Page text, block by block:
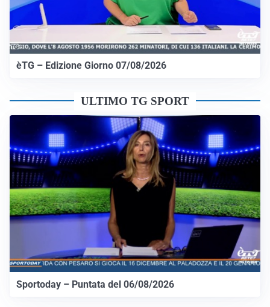
èTG – Edizione Giorno 07/08/2026
ULTIMO TG SPORT
Sportoday – Puntata del 06/08/2026